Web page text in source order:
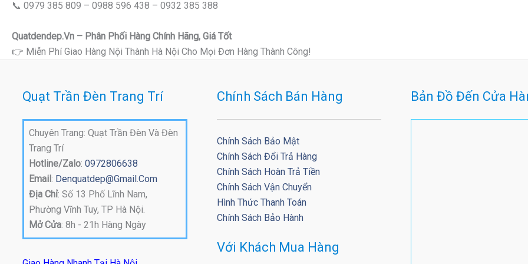
📞 0979 385 809 – 0988 596 438 – 0932 385 388
Quatdendep.vn – Phân Phối Hàng Chính Hãng, Giá Tốt
👉 Miễn Phí Giao Hàng Nội Thành Hà Nội Cho Mọi Đơn Hàng Thành Công!
Quạt Trần Đèn Trang Trí
Chuyên Trang: Quạt Trần Đèn Và Đèn
Trang Trí
Hotline/Zalo: 0972806638
Email: Denquatdep@gmail.com
Địa Chỉ: Số 13 Phố Lĩnh Nam,
Phường Vĩnh Tuy, TP Hà Nội.
Mở Cửa: 8h - 21h Hàng Ngày
Chính Sách Bán Hàng
Chính Sách Bảo Mật
Chính Sách Đổi Trả Hàng
Chính Sách Hoàn Trả Tiền
Chính Sách Vận Chuyển
Hình Thức Thanh Toán
Chính Sách Bảo Hành
Với Khách Mua Hàng
Bản Đồ Đến Cửa